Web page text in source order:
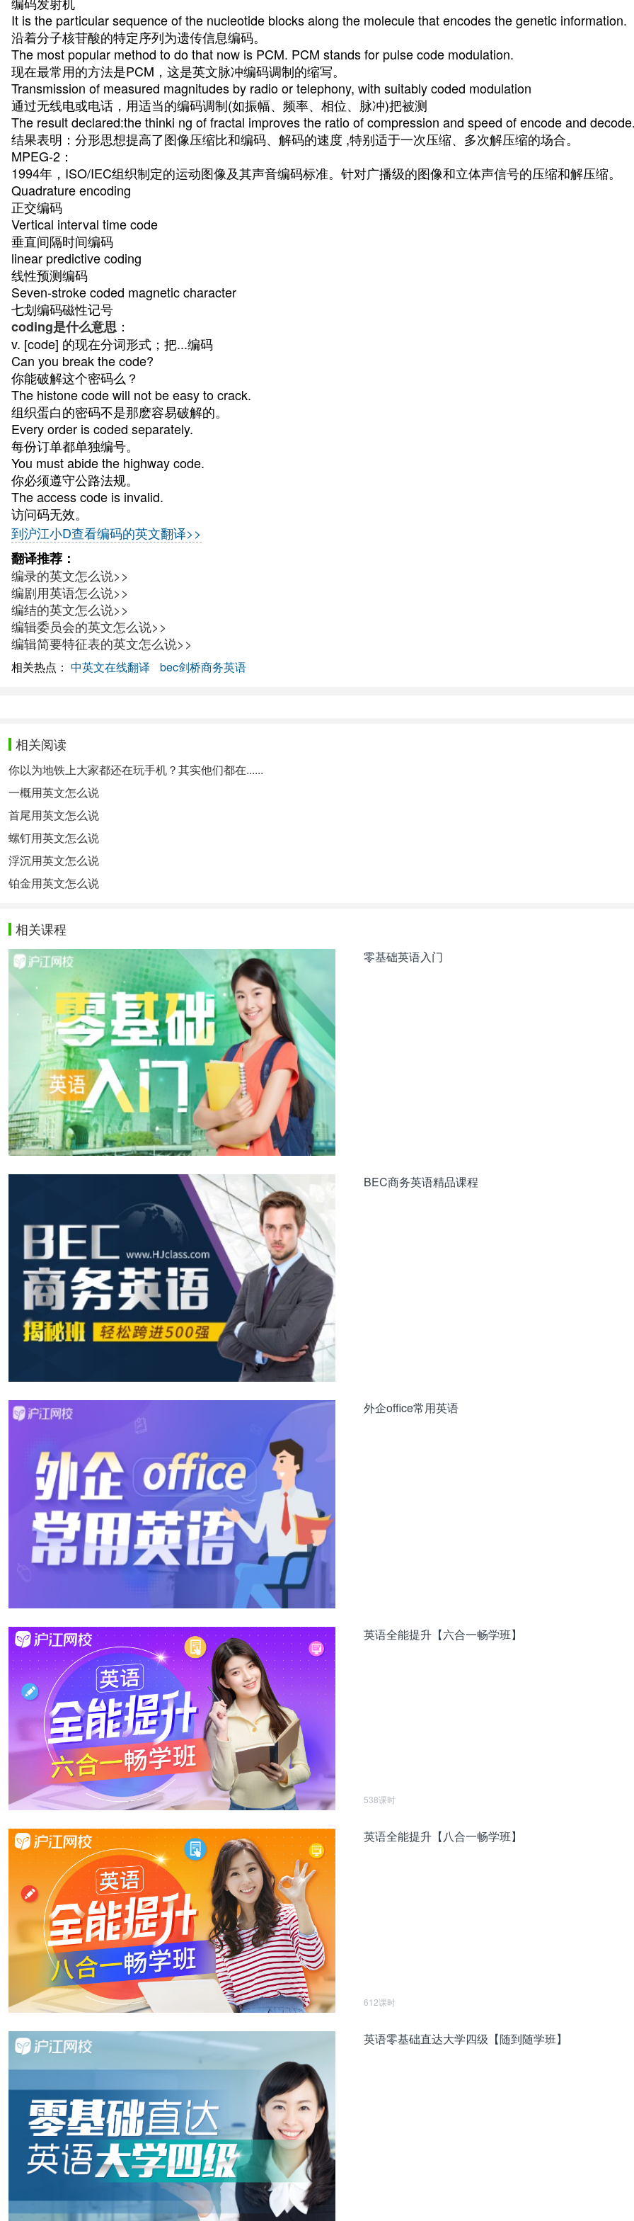
It is the particular sequence of the nucleotide blocks along the molecule that encodes the genetic information.
沿着分子核苷酸的特定序列为遗传信息编码。
The most popular method to do that now is PCM. PCM stands for pulse code modulation.
现在最常用的方法是PCM，这是英文脉冲编码调制的缩写。
Transmission of measured magnitudes by radio or telephony, with suitably coded modulation
通过无线电或电话，用适当的编码调制(如振幅、频率、相位、脉冲)把被测
The result declared:the thinki ng of fractal improves the ratio of compression and speed of encode and
结果表明：分形思想提高了图像压缩比和编码、解码的速度 ,特别适于一次压缩、多次解压缩的场合。
MPEG-2：
1994年，ISO/IEC组织制定的运动图像及其声音编码标准。针对广播级的图像和立体声信号的压缩和解压缩。
Quadrature encoding
正交编码
Vertical interval time code
垂直间隔时间编码
linear predictive coding
线性预测编码
Seven-stroke coded magnetic character
七划编码磁性记号
coding是什么意思 ：
v. [code] 的现在分词形式；把...编码
Can you break the code?
你能破解这个密码么？
The histone code will not be easy to crack.
组织蛋白的密码不是那麽容易破解的。
Every order is coded separately.
每份订单都单独编号。
You must abide the highway code.
你必须遵守公路法规。
The access code is invalid.
访问码无效。
到沪江小D查看编码的英文翻译>>
翻译推荐：
编录的英文怎么说>>
编剧用英语怎么说>>
编结的英文怎么说>>
编辑委员会的英文怎么说>>
编辑简要特征表的英文怎么说>>
相关热点： 中英文在线翻译 bec剑桥商务英语
相关阅读
你以为地铁上大家都还在玩手机？其实他们都在......
一概用英文怎么说
首尾用英文怎么说
螺钉用英文怎么说
浮沉用英文怎么说
铂金用英文怎么说
相关课程
零基础英语入门
BEC商务英语精品课程
外企office常用英语
英语全能提升【六合一畅学班】
538课时
英语全能提升【八合一畅学班】
612课时
英语零基础直达大学四级【随到随学班】